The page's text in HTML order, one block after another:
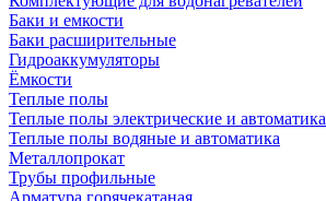
Баки и емкости
Баки расширительные
Гидроаккумуляторы
Ёмкости
Теплые полы
Теплые полы электрические и автоматика
Теплые полы водяные и автоматика
Металлопрокат
Трубы профильные
Арматура горячекатаная